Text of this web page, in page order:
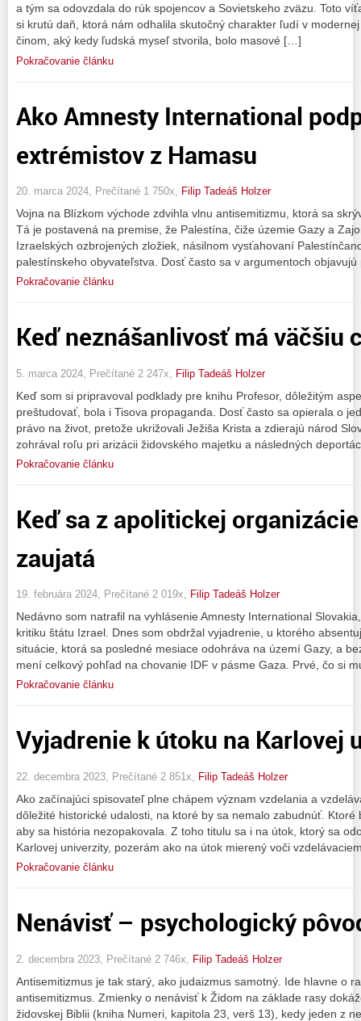
a tým sa odovzdala do rúk spojencov a Sovietskeho zväzu. Toto
si krutú daň, ktorá nám odhalila skutočný charakter ľudí v
činom, aký kedy ľudská myseľ stvorila, bolo masové […]
Pokračovanie článku
Ako Amnesty International
extrémistov z Hamasu
20. marca 2024, Prečítané 1 750x, Filip Tadeáš Holzer
Vojna na Blízkom východe zdvihla vlnu antisemitizmu, ktorá sa
Tá je postavená na premise, že Palestína, čiže územie Gazy a
Izraelských ozbrojených zložiek, násilnom vysťahovaní
palestínskeho obyvateľstva. Dosť často sa v argumentoch
Pokračovanie článku
Keď neznášanlivosť má väčšiu
5. marca 2024, Prečítané 2 247x, Filip Tadeáš Holzer
Keď som si pripravoval podklady pre knihu Profesor, dôležitým
preštudovať, bola i Tisova propaganda. Dosť často sa opierala o
právo na život, pretože ukrižovali Ježiša Krista a zdierajú národ
zohrával roľu pri arizácii židovského majetku a následných
Pokračovanie článku
Keď sa z apolitickej
zaujatá
19. februára 2024, Prečítané 2 019x, Filip Tadeáš Holzer
Nedávno som natrafil na vyhlásenie Amnesty International
kritiku štátu Izrael. Dnes som obdržal vyjadrenie, u ktorého
situácie, ktorá sa posledné mesiace odohráva na území Gazy, a
mení celkový pohľad na chovanie IDF v pásme Gaza. Prvé, čo si
Pokračovanie článku
Vyjadrenie k útoku na Karlovej
22. decembra 2023, Prečítané 2 851x, Filip Tadeáš Holzer
Ako začínajúci spisovateľ plne chápem význam vzdelania a
dôležité historické udalosti, na ktoré by sa nemalo zabudnúť.
aby sa história nezopakovala. Z toho titulu sa i na útok, ktorý sa
Karlovej univerzity, pozerám ako na útok mierený voči
Pokračovanie článku
Nenávisť – psychologický
2. decembra 2023, Prečítané 2 746x, Filip Tadeáš Holzer
Antisemitizmus je tak starý, ako judaizmus samotný. Ide hlavne o
antisemitizmus. Zmienky o nenávisť k Židom na základe rasy
židovskej Biblii (kniha Numeri, kapitola 23, verš 13), kedy jeden z